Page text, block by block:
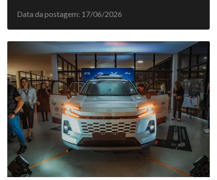
Data da postagem: 17/06/2026